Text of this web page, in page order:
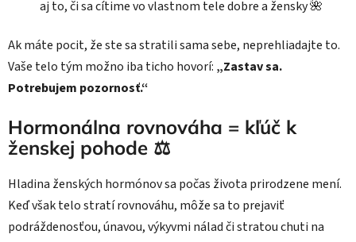
aj to, či sa cítime vo vlastnom tele dobre a žensky 🌺
Ak máte pocit, že ste sa stratili sama sebe, neprehliadajte to.
Vaše telo tým možno iba ticho hovorí: „Zastav sa.
Potrebujem pozornosť.“
Hormonálna rovnováha = kľúč k
ženskej pohode ⚖️
Hladina ženských hormónov sa počas života prirodzene mení.
Keď však telo stratí rovnováhu, môže sa to prejaviť
podráždenosťou, únavou, výkyvmi nálad či stratou chuti na